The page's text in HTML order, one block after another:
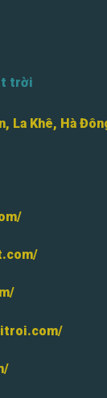
trời
La Khê, Hà